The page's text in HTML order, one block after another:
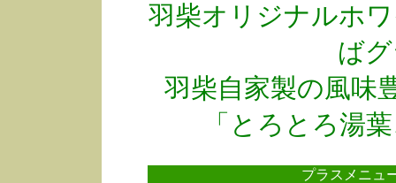
羽柴オリジナルホ
ば
羽柴自家製の風味
「とろとろ湯
プラスメニ